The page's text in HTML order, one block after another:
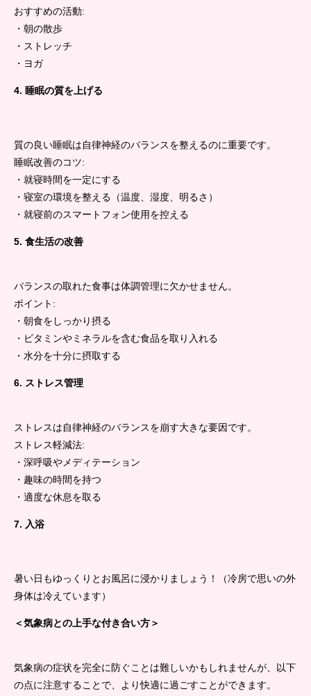
おすすめの活動:
・朝の散歩
・ストレッチ
・ヨガ
4. 睡眠の質を上げる
質の良い睡眠は自律神経のバランスを整えるのに重要です。
睡眠改善のコツ:
・就寝時間を一定にする
・寝室の環境を整える（温度、湿度、明るさ）
・就寝前のスマートフォン使用を控える
5. 食生活の改善
バランスの取れた食事は体調管理に欠かせません。
ポイント:
・朝食をしっかり摂る
・ビタミンやミネラルを含む食品を取り入れる
・水分を十分に摂取する
6. ストレス管理
ストレスは自律神経のバランスを崩す大きな要因です。
ストレス軽減法:
・深呼吸やメディテーション
・趣味の時間を持つ
・適度な休息を取る
7. 入浴
暑い日もゆっくりとお風呂に浸かりましょう！（冷房で思いの外
身体は冷えています）
＜気象病との上手な付き合い方＞
気象病の症状を完全に防ぐことは難しいかもしれませんが、以下
の点に注意することで、より快適に過ごすことができます。